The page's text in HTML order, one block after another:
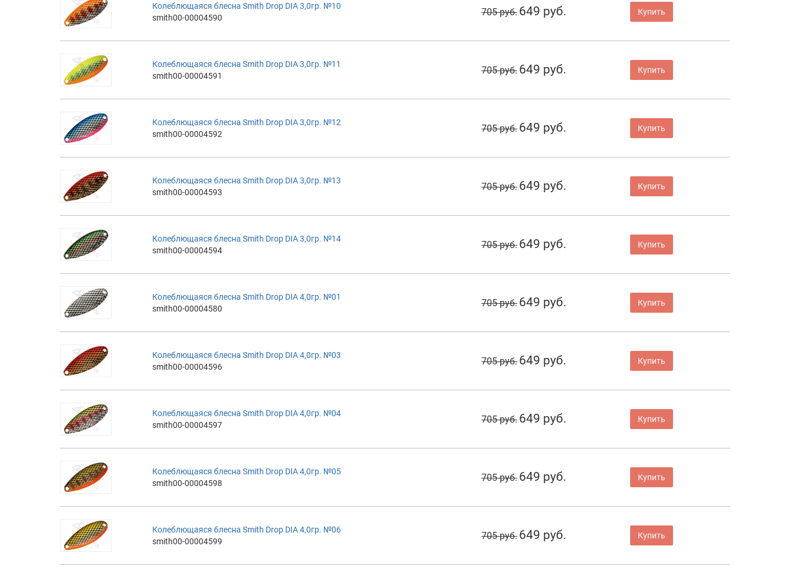
Колеблющаяся блесна Smith Drop DIA 3,0гр. №10
smith00-00004590
705 руб. 649 руб. Купить
Колеблющаяся блесна Smith Drop DIA 3,0гр. №11
smith00-00004591
705 руб. 649 руб. Купить
Колеблющаяся блесна Smith Drop DIA 3,0гр. №12
smith00-00004592
705 руб. 649 руб. Купить
Колеблющаяся блесна Smith Drop DIA 3,0гр. №13
smith00-00004593
705 руб. 649 руб. Купить
Колеблющаяся блесна Smith Drop DIA 3,0гр. №14
smith00-00004594
705 руб. 649 руб. Купить
Колеблющаяся блесна Smith Drop DIA 4,0гр. №01
smith00-00004580
705 руб. 649 руб. Купить
Колеблющаяся блесна Smith Drop DIA 4,0гр. №03
smith00-00004596
705 руб. 649 руб. Купить
Колеблющаяся блесна Smith Drop DIA 4,0гр. №04
smith00-00004597
705 руб. 649 руб. Купить
Колеблющаяся блесна Smith Drop DIA 4,0гр. №05
smith00-00004598
705 руб. 649 руб. Купить
Колеблющаяся блесна Smith Drop DIA 4,0гр. №06
smith00-00004599
705 руб. 649 руб. Купить